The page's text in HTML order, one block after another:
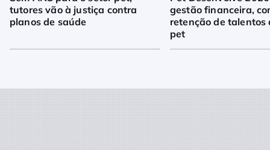
tutores vão à justiça contra
planos de saúde
gestão financeira,
retenção de talentos
pet